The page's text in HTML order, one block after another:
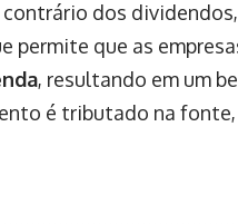
dos dividendos,
permite que as
, resultando em um
é tributado na fonte,